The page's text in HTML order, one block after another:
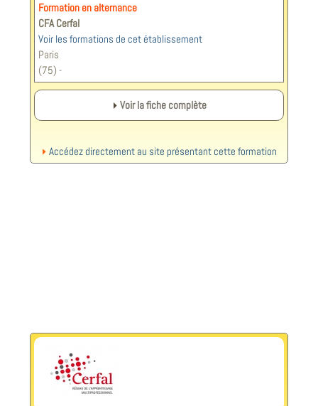
Formation en alternance
CFA Cerfal
Voir les formations de cet établissement
Paris
(75) -
Voir la fiche complète
Accédez directement au site présentant cette formation